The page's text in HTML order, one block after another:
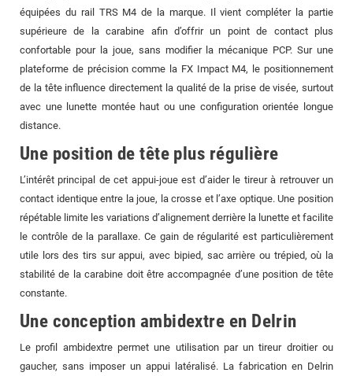
équipées du rail TRS M4 de la marque. Il vient compléter la partie
supérieure de la carabine afin d’offrir un point de contact plus
confortable pour la joue, sans modifier la mécanique PCP. Sur une
plateforme de précision comme la FX Impact M4, le positionnement
de la tête influence directement la qualité de la prise de visée, surtout
avec une lunette montée haut ou une configuration orientée longue
distance.
Une position de tête plus régulière
L’intérêt principal de cet appui-joue est d’aider le tireur à retrouver un
contact identique entre la joue, la crosse et l’axe optique. Une position
répétable limite les variations d’alignement derrière la lunette et facilite
le contrôle de la parallaxe. Ce gain de régularité est particulièrement
utile lors des tirs sur appui, avec bipied, sac arrière ou trépied, où la
stabilité de la carabine doit être accompagnée d’une position de tête
constante.
Une conception ambidextre en Delrin
Le profil ambidextre permet une utilisation par un tireur droitier ou
gaucher, sans imposer un appui latéralisé. La fabrication en Delrin